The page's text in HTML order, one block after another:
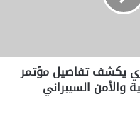
يكشف تفاصيل مؤتمر
والأمن السيبراني